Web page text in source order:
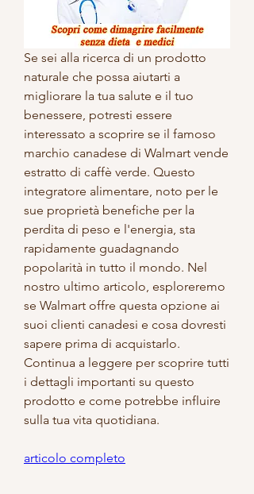
Se sei alla ricerca di un prodotto
naturale che possa aiutarti a
migliorare la tua salute e il tuo
benessere, potresti essere
interessato a scoprire se il famoso
marchio canadese di Walmart vende
estratto di caffè verde. Questo
integratore alimentare, noto per le
sue proprietà benefiche per la
perdita di peso e l'energia, sta
rapidamente guadagnando
popolarità in tutto il mondo. Nel
nostro ultimo articolo, esploreremo
se Walmart offre questa opzione ai
suoi clienti canadesi e cosa dovresti
sapere prima di acquistarlo.
Continua a leggere per scoprire tutti
i dettagli importanti su questo
prodotto e come potrebbe influire
sulla tua vita quotidiana.
articolo completo